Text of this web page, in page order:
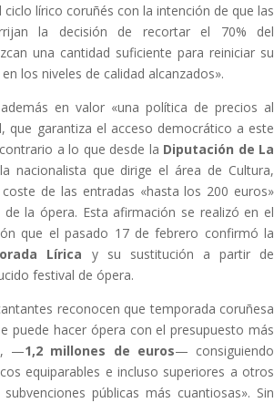
lírico coruñés con la intención de que las
la decisión de recortar el 70% del
una cantidad suficiente para reiniciar su
los niveles de calidad alcanzados».
en valor «una política de precios al
que garantiza el acceso democrático a este
a lo que desde la Diputación de La
nacionalista que dirige el área de Cultura,
de las entradas «hasta los 200 euros»
la ópera. Esta afirmación se realizó en el
que el pasado 17 de febrero confirmó la
Lírica y su sustitución a partir de
festival de ópera.
reconocen que temporada coruñesa
puede hacer ópera con el presupuesto más
—1,2 millones de euros— consiguiendo
equiparables e incluso superiores a otros
públicas más cuantiosas». Sin